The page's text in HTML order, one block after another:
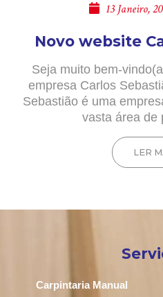
13 Janeiro,
Novo website
Seja muito bem-
empresa Carlos
Sebastião é uma
vasta área
LER
Carpintaria Manual